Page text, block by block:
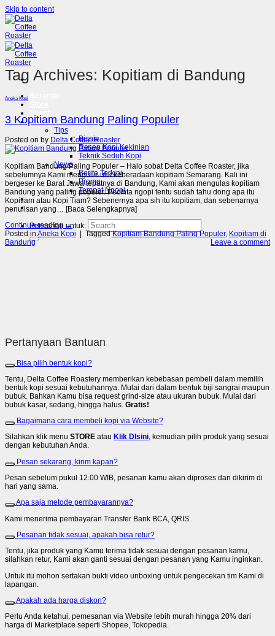
Skip to content
Majalah
Tips
Bisnis
Resep Kopi Kekinian
Teknik Seduh Kopi
News
Berita Terkini
Promo
Tempat Ngopi
Kontak
Tentang Kami
Pencarian untuk:
Tag Archives: Kopitiam di Bandung
Aneka Kopi
3 Kopitiam Bandung Paling Populer
Posted on by Delta Coffee Roaster
Kopitiam Bandung Paling Populer – Halo sobat Delta Coffee Roaster, jika
sebelumnya Kami mengulik-ulik keberadaan kopitiam Semarang. Kali ini
bergeser ke Barat Jawa tepatnya di Bandung, Kami akan mengulas kopitiam
Bandung yang paling populer. Pecinta ngopi tentu sudah tahu dong apa itu
Kopitiam atau Kopi Tiam? Sebenernya apa sih itu kopitiam, dan sebenarnya
penulisan yang… [Baca Selengkapnya]
Continue reading →
Posted in Aneka Kopi | TaggedKopitiam Bandung Paling Populer, Kopitiam di
Bandung
Leave a comment
Pertanyaan Bantuan
Bisa pilih bentuk kopi?
Tentu, Delta Coffee Roastery memberikan kebebasan pembeli dalam memilih
bentuk kopi sesuai kebutuhannya. Mulai dari dalam bentuk biji sangrai maupun
bubuk. Bahkan Kamu bisa request grind-size atau ukuran bubuk. Mulai dari
bubuk kasar, sedang, hingga halus. Gratis!
Bagaimana cara membeli kopi via Website?
Silahkan klik menu STORE atau Klik DIsini, kemudian pilih produk yang sesuai
dengan kebutuhan Anda.
Pesan sekarang, kirim kapan?
Pesan sebelum pukul 12.00 WIB, pesanan kamu akan diproses dan dikirim di
hari yang sama.
Apa saja metode pembayarannya?
Kami menerima pembayaran Transfer Bank BCA, QRIS.
Pesanan tidak sesuai, apakah bisa retur?
Tentu, jika produk yang Kamu terima tidak sesuai dengan pesanan kamu,
silahkan retur, Kami akan ganti sesuai dengan pesanan yang Kamu inginkan.
Untuk itu mohon sertakan bukti video unboxing untuk pengecekan tim Kami di
lapangan.
Apakah ada harga diskon?
Perlu Anda ketahui, pemesanan via Website lebih murah hingga 20% dari
harga di Marketplace seperti Shopee, Tokopedia.